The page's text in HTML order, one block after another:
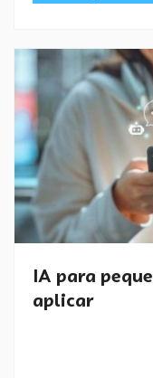
IA para
aplicar